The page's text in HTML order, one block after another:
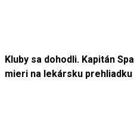
Kluby sa dohodli. Kapitán
mieri na lekársku prehliadku